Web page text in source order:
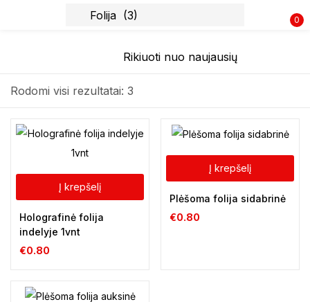
0
Rodomi visi rezultatai: 3
Į krepšelį
Holografinė folija
indelyje 1vnt
€0.80
Į krepšelį
Plėšoma folija sidabrinė
€0.80
Pamiršote slaptažodį?
Prisijungti